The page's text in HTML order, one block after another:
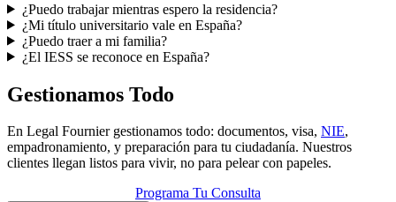
¿Puedo trabajar mientras espero la residencia?
¿Mi título universitario vale en España?
¿Puedo traer a mi familia?
¿El IESS se reconoce en España?
Gestionamos Todo
En Legal Fournier gestionamos todo: documentos, visa, NIE,
empadronamiento, y preparación para tu ciudadanía. Nuestros
clientes llegan listos para vivir, no para pelear con papeles.
Programa Tu Consulta